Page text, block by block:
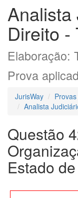
Direito -
Elaboração:
Prova
JurisWay
Analista
Questão
Estado